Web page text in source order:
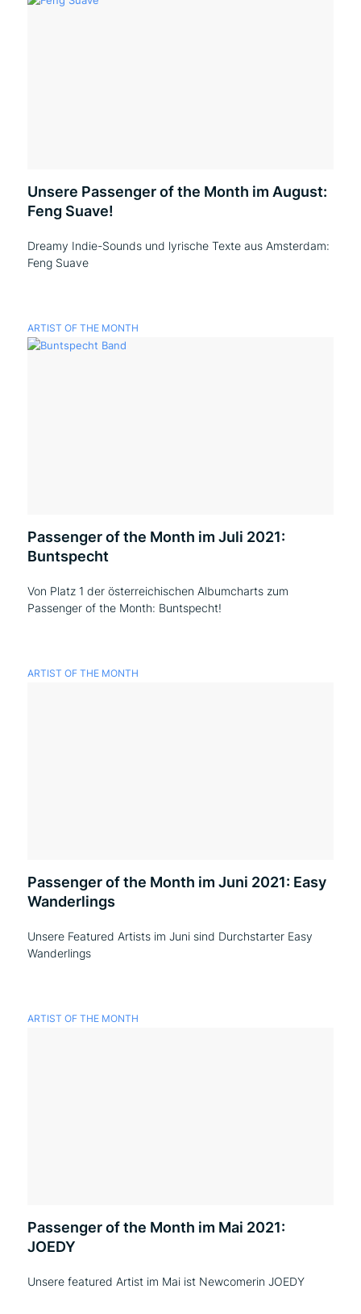
Unsere Passenger of the Month im August:
Feng Suave!
Dreamy Indie-Sounds und lyrische Texte aus Amsterdam:
Feng Suave
ARTIST OF THE MONTH
Passenger of the Month im Juli 2021:
Buntspecht
Von Platz 1 der österreichischen Albumcharts zum
Passenger of the Month: Buntspecht!
ARTIST OF THE MONTH
Passenger of the Month im Juni 2021: Easy
Wanderlings
Unsere Featured Artists im Juni sind Durchstarter Easy
Wanderlings
ARTIST OF THE MONTH
Passenger of the Month im Mai 2021:
JOEDY
Unsere featured Artist im Mai ist Newcomerin JOEDY